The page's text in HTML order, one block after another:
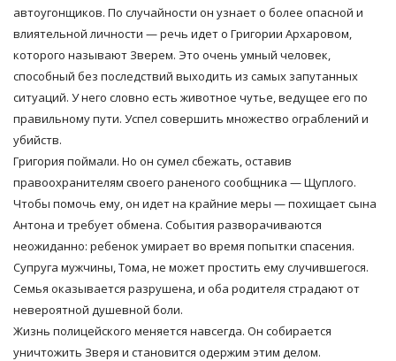
автоугонщиков. По случайности он узнает о более опасной и
влиятельной личности — речь идет о Григории Архаровом,
которого называют Зверем. Это очень умный человек,
способный без последствий выходить из самых запутанных
ситуаций. У него словно есть животное чутье, ведущее его по
правильному пути. Успел совершить множество ограблений и
убийств.
Григория поймали. Но он сумел сбежать, оставив
правоохранителям своего раненого сообщника — Щуплого.
Чтобы помочь ему, он идет на крайние меры — похищает сына
Антона и требует обмена. События разворачиваются
неожиданно: ребенок умирает во время попытки спасения.
Супруга мужчины, Тома, не может простить ему случившегося.
Семья оказывается разрушена, и оба родителя страдают от
невероятной душевной боли.
Жизнь полицейского меняется навсегда. Он собирается
уничтожить Зверя и становится одержим этим делом.